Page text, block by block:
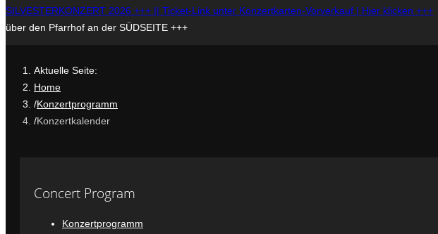
SILVESTERKONZERT 2026 +++ || Ticket-Link unter Konzertkarten-Vorverkauf | Hier klicken +++
über den Pfarrhof an der SÜDSEITE +++
Aktuelle Seite:
Home
Konzertprogramm
Konzertkalender
Concert Program
Konzertprogramm